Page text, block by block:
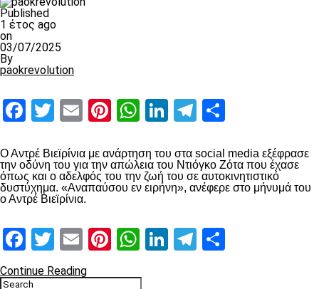
Published
1 έτος ago
on
03/07/2025
By
paokrevolution
Facebook
Twitter
EmailPinterest
WhatsApp
LinkedIn
Telegram
Ο Αντρέ Βιεϊρίνια με ανάρτηση του στα social media εξέφρασε
την οδύνη του για την απώλεια του Ντιόγκο Ζότα που έχασε
όπως και ο αδελφός του την ζωή του σε αυτοκινητιστικό
δυστύχημα. «Αναπαύσου εν ειρήνη», ανέφερε στο μήνυμά του
ο Αντρέ Βιεϊρίνια.
Facebook
Twitter
EmailPinterest
WhatsApp
LinkedIn
Telegram
Continue Reading